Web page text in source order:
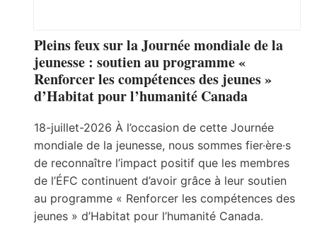
Pleins feux sur la Journée mondiale de la
jeunesse : soutien au programme «
Renforcer les compétences des jeunes »
d’Habitat pour l’humanité Canada
18-juillet-2026 À l’occasion de cette Journée
mondiale de la jeunesse, nous sommes fier·ère·s
de reconnaître l’impact positif que les membres
de l’ÉFC continuent d’avoir grâce à leur soutien
au programme « Renforcer les compétences des
jeunes » d’Habitat pour l’humanité Canada.